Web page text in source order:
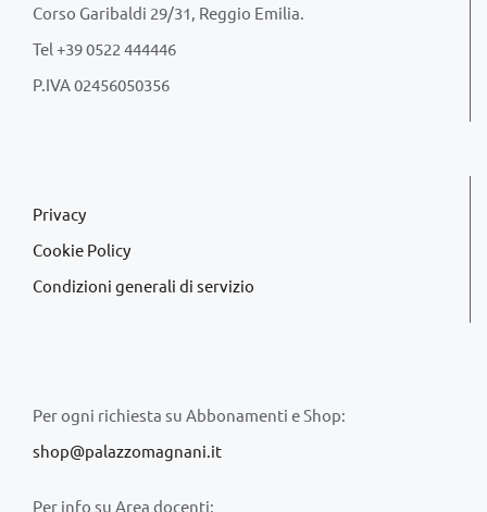
Corso Garibaldi 29/31, Reggio Emilia.
Tel +39 0522 444446
P.IVA 02456050356
Privacy
Cookie Policy
Condizioni generali di servizio
Per ogni richiesta su Abbonamenti e Shop:
shop@palazzomagnani.it
Per info su Area docenti: